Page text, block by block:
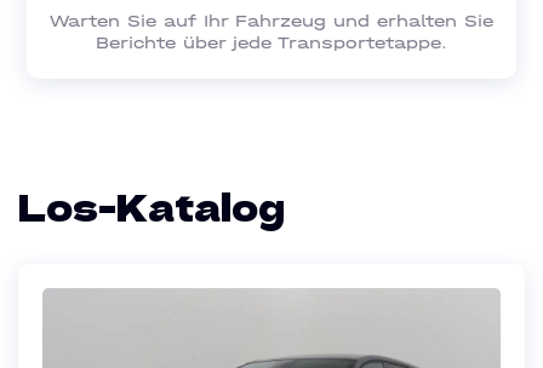
Warten Sie auf Ihr Fahrzeug und erhalten Sie
Berichte über jede Transportetappe.
Los-Katalog